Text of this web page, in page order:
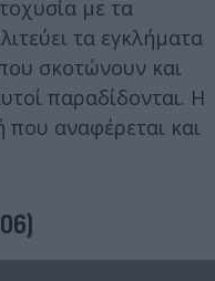
με τα
τα εγκλήματα
σκοτώνουν και
παραδίδονται. Η
που αναφέρεται και